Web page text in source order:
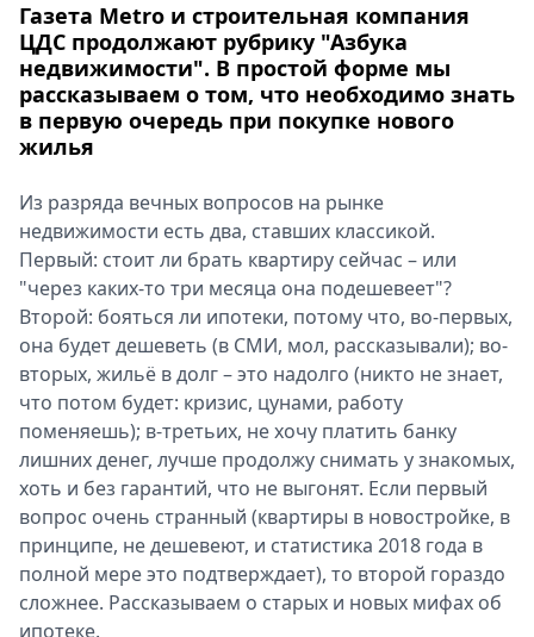
Metro
Газета Metro и строительная компания
ЦДС продолжают рубрику "Азбука
недвижимости". В простой форме мы
рассказываем о том, что необходимо знать
в первую очередь при покупке нового
жилья
Из разряда вечных вопросов на рынке
недвижимости есть два, ставших классикой.
Первый: стоит ли брать квартиру сейчас – или
"через каких-то три месяца она подешевеет"?
Второй: бояться ли ипотеки, потому что, во-первых,
она будет дешеветь (в СМИ, мол, рассказывали); во-
вторых, жильё в долг – это надолго (никто не знает,
что потом будет: кризис, цунами, работу
поменяешь); в-третьих, не хочу платить банку
лишних денег, лучше продолжу снимать у знакомых,
хоть и без гарантий, что не выгонят. Если первый
вопрос очень странный (квартиры в новостройке, в
принципе, не дешевеют, и статистика 2018 года в
полной мере это подтверждает), то второй гораздо
сложнее. Рассказываем о старых и новых мифах об
ипотеке.